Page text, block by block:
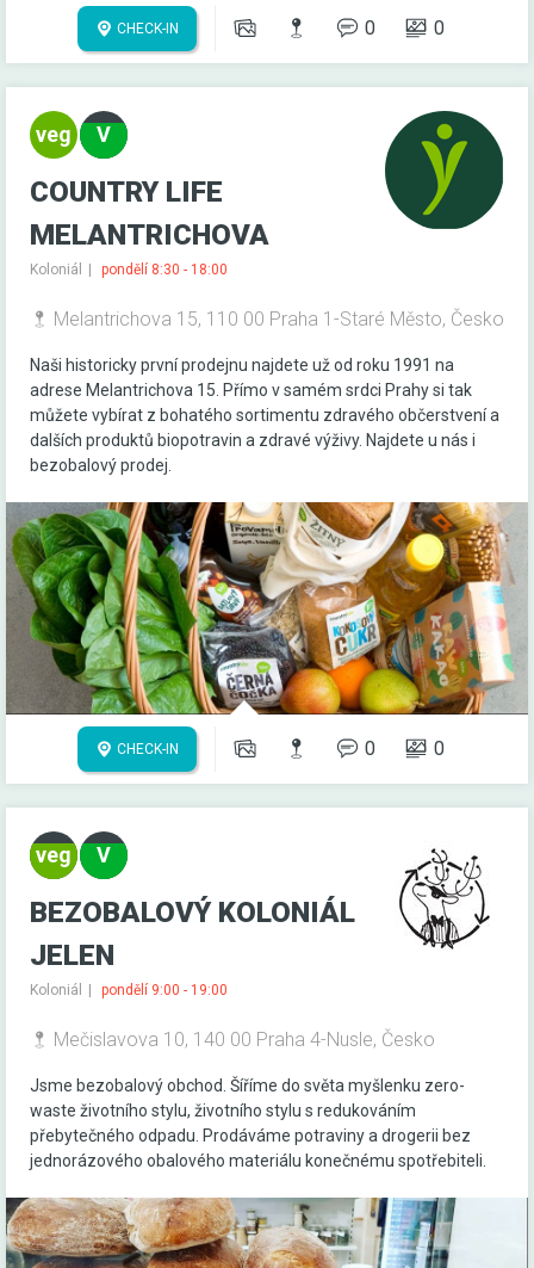
CHECK-IN 0 0
COUNTRY LIFE
MELANTRICHOVA
Koloniál pondělí 8:30 - 18:00
Melantrichova 15, 110 00 Praha 1-Staré Město, Česko
Naši historicky první prodejnu najdete už od roku 1991 na
adrese Melantrichova 15. Přímo v samém srdci Prahy si tak
můžete vybírat z bohatého sortimentu zdravého občerstvení a
dalších produktů biopotravin a zdravé výživy. Najdete u nás i
bezobalový prodej.
CHECK-IN 0 0
BEZOBALOVÝ KOLONIÁL
JELEN
Koloniál pondělí 9:00 - 19:00
Mečislavova 10, 140 00 Praha 4-Nusle, Česko
Jsme bezobalový obchod. Šíříme do světa myšlenku zero-
waste životního stylu, životního stylu s redukováním
přebytečného odpadu. Prodáváme potraviny a drogerii bez
jednorázového obalového materiálu konečnému spotřebiteli.